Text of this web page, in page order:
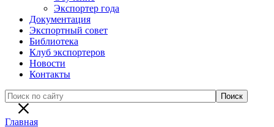
Экспортер года
Документация
Экспортный совет
Библиотека
Клуб экспортеров
Новости
Контакты
Главная